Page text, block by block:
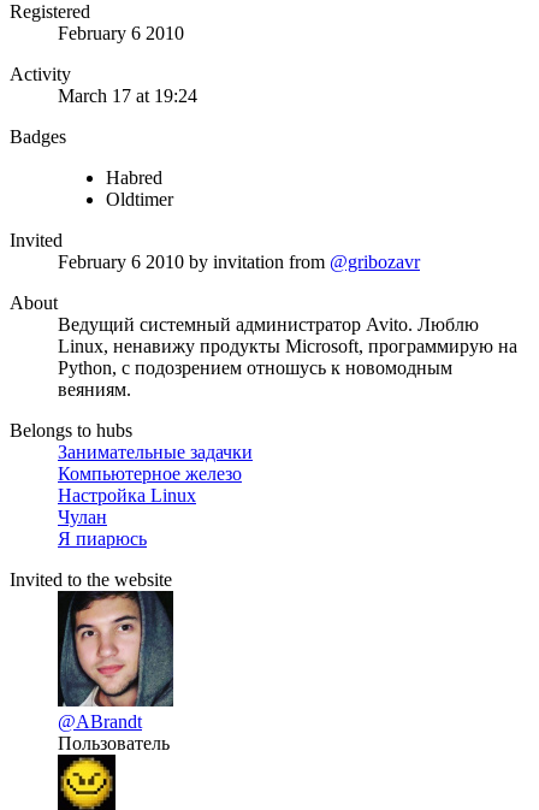
Registered
February 6 2010
Activity
March 17 at 19:24
Badges
Habred
Oldtimer
Invited
February 6 2010 by invitation from @gribozavr
About
Ведущий системный администратор Avito. Люблю
Linux, ненавижу продукты Microsoft, программирую на
Python, с подозрением отношусь к новомодным
веяниям.
Belongs to hubs
Занимательные задачки
Компьютерное железо
Настройка Linux
Чулан
Я пиарюсь
Invited to the website
@ABrandt
Пользователь